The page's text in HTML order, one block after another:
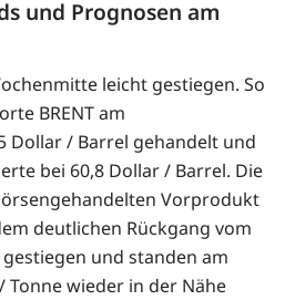
und Prognosen am
leicht gestiegen. So
BRENT am
Dollar / Barrel gehandelt und
bei 60,8 Dollar / Barrel. Die
Vorprodukt
deutlichen Rückgang vom
und standen am
wieder in der Nähe